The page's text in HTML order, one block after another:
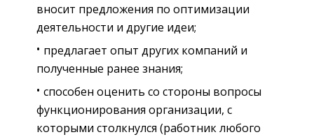
вносит предложения по оптимизации
деятельности и другие идеи;
предлагает опыт других компаний и
полученные ранее знания;
способен оценить со стороны вопросы
функционирования организации, с
которыми столкнулся (работник любого